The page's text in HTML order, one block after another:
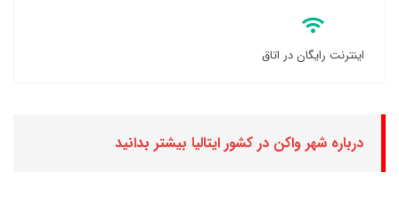
اینترنت رایگان در اتاق
درباره شهر واکن در کشور ایتالیا بیشتر بدانید